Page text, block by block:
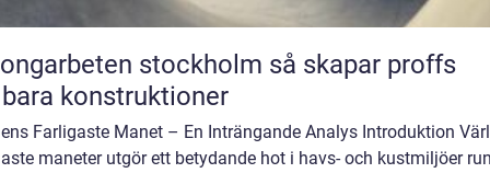
stockholm så skapar proffs
konstruktioner
Farligaste Manet – En Inträngande Analys Introduktion
maneter utgör ett betydande hot i havs- och kustmiljöer